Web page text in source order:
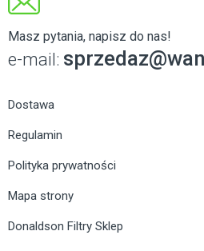
Masz pytania, napisz do nas!
e-mail:
Dostawa
Regulamin
Polityka prywatności
Mapa strony
Donaldson Filtry Sklep